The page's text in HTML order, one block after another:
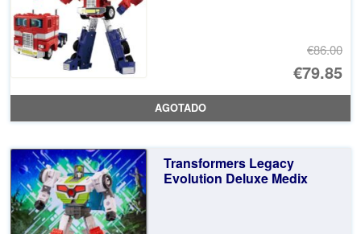
€86.00
El
€79.85
El
AGOTADO
Transformers Legacy
Evolution Deluxe Medix